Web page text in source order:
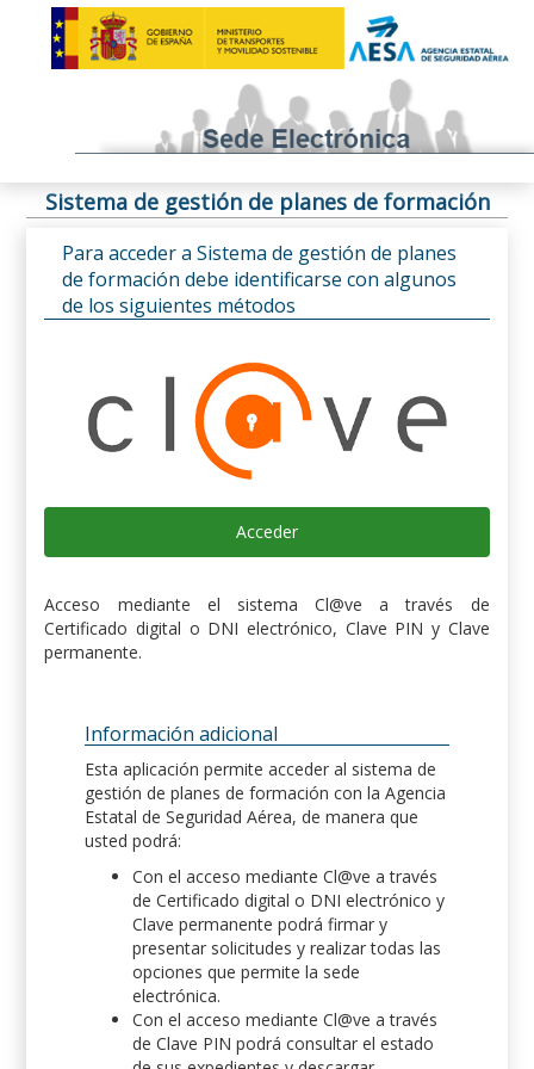
Sistema de gestión de planes de formación
Para acceder a Sistema de gestión de planes
de formación debe identificarse con algunos
de los siguientes métodos
Acceder
Acceso mediante el sistema Cl@ve a través de
Certificado digital o DNI electrónico, Clave PIN y Clave
permanente.
Información adicional
Esta aplicación permite acceder al sistema de
gestión de planes de formación con la Agencia
Estatal de Seguridad Aérea, de manera que
usted podrá:
Con el acceso mediante Cl@ve a través
de Certificado digital o DNI electrónico y
Clave permanente podrá firmar y
presentar solicitudes y realizar todas las
opciones que permite la sede
electrónica.
Con el acceso mediante Cl@ve a través
de Clave PIN podrá consultar el estado